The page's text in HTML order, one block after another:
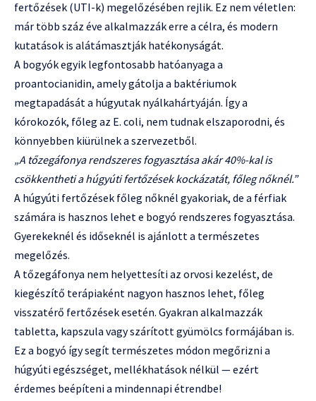
fertőzések (UTI-k) megelőzésében rejlik. Ez nem véletlen:
már több száz éve alkalmazzák erre a célra, és modern
kutatások is alátámasztják hatékonyságát.
A bogyók egyik legfontosabb hatóanyaga a
proantocianidin, amely gátolja a baktériumok
megtapadását a húgyutak nyálkahártyáján. Így a
kórokozók, főleg az E. coli, nem tudnak elszaporodni, és
könnyebben kiürülnek a szervezetből.
„A tőzegáfonya rendszeres fogyasztása akár 40%-kal is
csökkentheti a húgyúti fertőzések kockázatát, főleg nőknél.”
A húgyúti fertőzések főleg nőknél gyakoriak, de a férfiak
számára is hasznos lehet e bogyó rendszeres fogyasztása.
Gyerekeknél és időseknél is ajánlott a természetes
megelőzés.
A tőzegáfonya nem helyettesíti az orvosi kezelést, de
kiegészítő terápiaként nagyon hasznos lehet, főleg
visszatérő fertőzések esetén. Gyakran alkalmazzák
tabletta, kapszula vagy szárított gyümölcs formájában is.
Ez a bogyó így segít természetes módon megőrizni a
húgyúti egészséget, mellékhatások nélkül — ezért
érdemes beépíteni a mindennapi étrendbe!